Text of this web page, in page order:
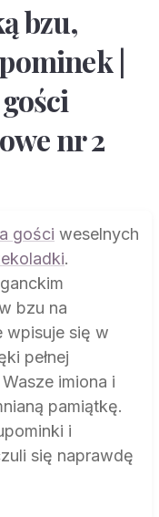
bzu,
|
nr 2
gości weselnych
.
bzu na
wpisuje się w
pełnej
imiona i
pamiątkę.
i
się naprawdę